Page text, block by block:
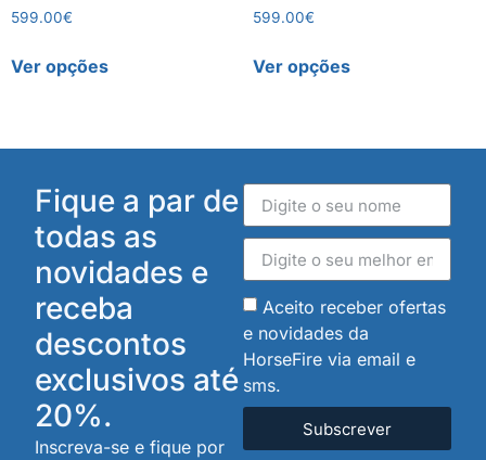
599.00€
Ver opções
599.00€
Ver opções
Fique a par de
todas as
novidades e
receba
descontos
exclusivos até
20%.
Inscreva-se e fique por
Aceito receber ofertas
e novidades da
HorseFire via email e
sms.
Subscrever